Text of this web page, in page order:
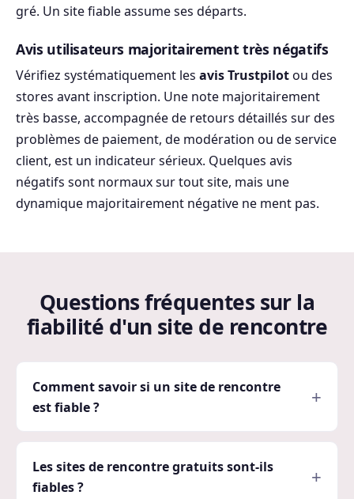
gré. Un site fiable assume ses départs.
Avis utilisateurs majoritairement très négatifs
Vérifiez systématiquement les avis Trustpilotou des
stores avant inscription. Une note majoritairement
très basse, accompagnée de retours détaillés sur des
problèmes de paiement, de modération ou de service
client, est un indicateur sérieux. Quelques avis
négatifs sont normaux sur tout site, mais une
dynamique majoritairement négative ne ment pas.
Questions fréquentes sur la
fiabilité d'un site de rencontre
Comment savoir si un site de rencontre
est fiable ?
Les sites de rencontre gratuits sont-ils
fiables ?